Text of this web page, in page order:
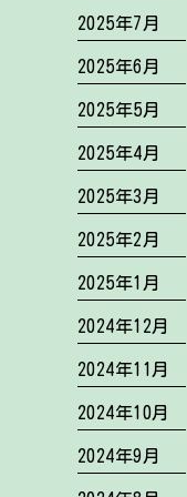
2025年7月
2025年6月
2025年5月
2025年4月
2025年3月
2025年2月
2025年1月
2024年12月
2024年11月
2024年10月
2024年9月